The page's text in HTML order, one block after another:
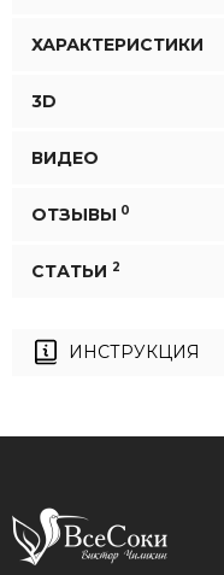
ХАРАКТЕРИСТИКИ
3D
ВИДЕО
ОТЗЫВЫ 0
СТАТЬИ 2
ИНСТРУКЦИЯ